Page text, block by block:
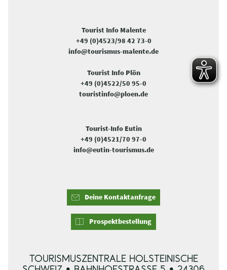
Tourist Info Malente
+49 (0)4523/98 42 73-0
info@tourismus-malente.de
Tourist Info Plön
+49 (0)4522/50 95-0
touristinfo@ploen.de
Tourist-Info Eutin
+49 (0)4521/70 97-0
info@eutin-tourismus.de
Deine Kontaktanfrage
Prospektbestellung
TOURISMUSZENTRALE HOLSTEINISCHE